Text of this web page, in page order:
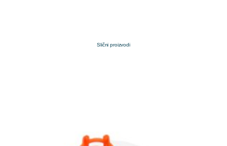
Slični proizvodi